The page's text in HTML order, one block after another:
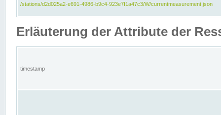
/stations/d2d025a2-e691-4986-b9c4-923e7f1a47c3/W/currentmeasurement.json
Erläuterung der Attribute der
timestamp